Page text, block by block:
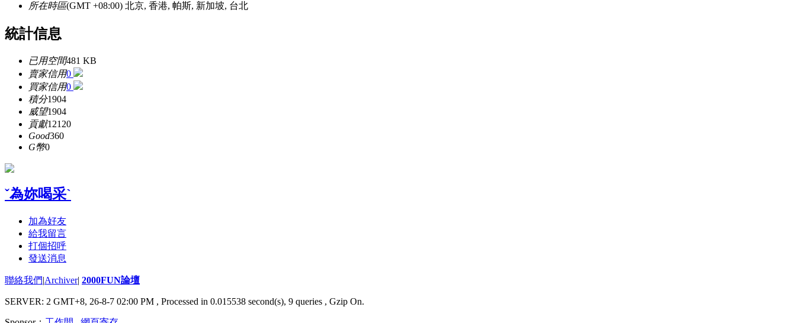
所在時區(GMT +08:00) 北京, 香港, 帕斯, 新加坡, 台北
統計信息
已用空間481 KB
賣家信用0
買家信用0
積分1904
威望1904
貢獻12120
Good360
G幣0
ˇ為妳喝采`
加為好友
給我留言
打個招呼
發送消息
聯絡我們|Archiver| 2000FUN論壇
SERVER: 2 GMT+8, 26-8-7 02:00 PM , Processed in 0.015538 second(s), 9 queries , Gzip On.